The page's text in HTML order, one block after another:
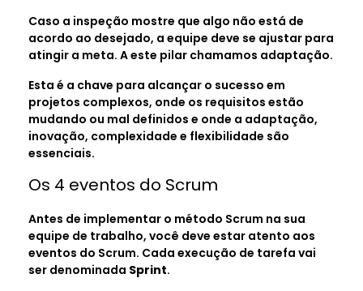
Caso a inspeção mostre que algo não está de
acordo ao desejado, a equipe deve se ajustar para
atingir a meta. A este pilar chamamos adaptação.
Esta é a chave para alcançar o sucesso em
projetos complexos, onde os requisitos estão
mudando ou mal definidos e onde a adaptação,
inovação, complexidade e flexibilidade são
essenciais.
Os 4 eventos do Scrum
Antes de implementar o método Scrum na sua
equipe de trabalho, você deve estar atento aos
eventos do Scrum. Cada execução de tarefa vai
ser denominada Sprint.